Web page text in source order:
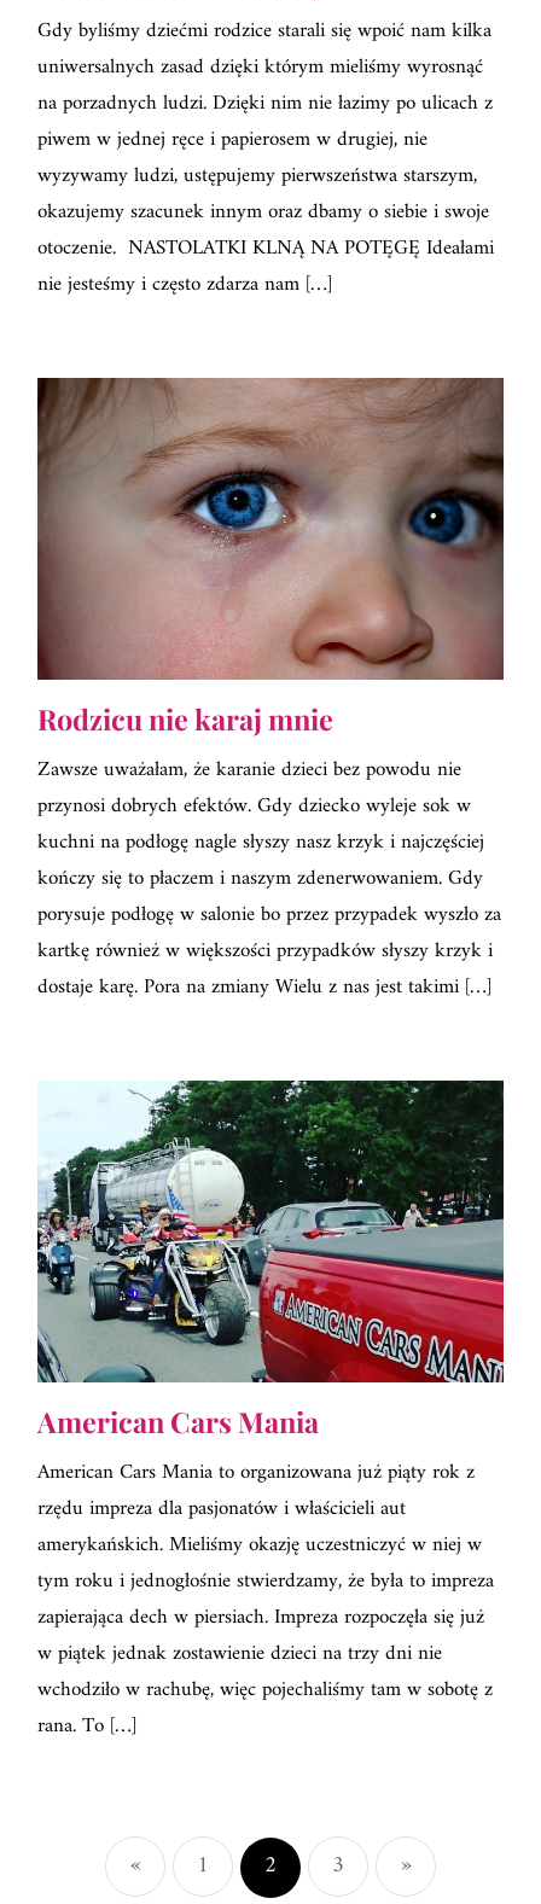
Gdy byliśmy dziećmi rodzice starali się wpoić nam kilka
uniwersalnych zasad dzięki którym mieliśmy wyrosnąć
na porzadnych ludzi. Dzięki nim nie łazimy po ulicach z
piwem w jednej ręce i papierosem w drugiej, nie
wyzywamy ludzi, ustępujemy pierwszeństwa starszym,
okazujemy szacunek innym oraz dbamy o siebie i swoje
otoczenie. NASTOLATKI KLNĄ NA POTĘGĘ Ideałami
nie jesteśmy i często zdarza nam […]
Rodzicu nie karaj mnie
Zawsze uważałam, że karanie dzieci bez powodu nie
przynosi dobrych efektów. Gdy dziecko wyleje sok w
kuchni na podłogę nagle słyszy nasz krzyk i najczęściej
kończy się to płaczem i naszym zdenerwowaniem. Gdy
porysuje podłogę w salonie bo przez przypadek wyszło za
kartkę również w większości przypadków słyszy krzyk i
dostaje karę. Pora na zmiany Wielu z nas jest takimi […]
American Cars Mania
American Cars Mania to organizowana już piąty rok z
rzędu impreza dla pasjonatów i właścicieli aut
amerykańskich. Mieliśmy okazję uczestniczyć w niej w
tym roku i jednogłośnie stwierdzamy, że była to impreza
zapierająca dech w piersiach. Impreza rozpoczęła się już
w piątek jednak zostawienie dzieci na trzy dni nie
wchodziło w rachubę, więc pojechaliśmy tam w sobotę z
rana. To […]
Stronicowanie
wpisów
« 1 2 3 »